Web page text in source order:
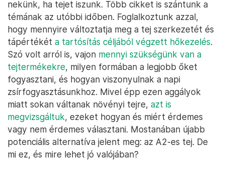
nekünk, ha tejet iszunk. Több cikket is szántunk a
témának az utóbbi időben. Foglalkoztunk azzal,
hogy mennyire változtatja meg a tej szerkezetét és
tápértékét a tartósítás céljából végzett hőkezelés.
Szó volt arról is, vajon mennyi szükségünk van a
tejtermékekre, milyen formában a legjobb őket
fogyasztani, és hogyan viszonyulnak a napi
zsírfogyasztásunkhoz. Mivel épp ezen aggályok
miatt sokan váltanak növényi tejre, azt is
megvizsgáltuk, ezeket hogyan és miért érdemes
vagy nem érdemes választani. Mostanában újabb
potenciális alternatíva jelent meg: az A2-es tej. De
mi ez, és mire lehet jó valójában?